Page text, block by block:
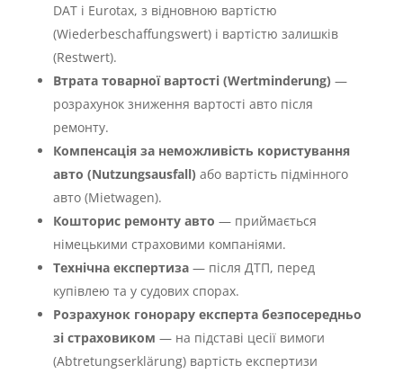
DAT і Eurotax, з відновною вартістю
(Wiederbeschaffungswert) і вартістю залишків
(Restwert).
Втрата товарної вартості (Wertminderung) —
розрахунок зниження вартості авто після
ремонту.
Компенсація за неможливість користування
авто (Nutzungsausfall) або вартість підмінного
авто (Mietwagen).
Кошторис ремонту авто — приймається
німецькими страховими компаніями.
Технічна експертиза— після ДТП, перед
купівлею та у судових спорах.
Розрахунок гонорару експерта безпосередньо
зі страховиком — на підставі цесії вимоги
(Abtretungserklärung) вартість експертизи